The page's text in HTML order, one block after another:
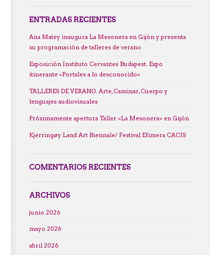
ENTRADAS RECIENTES
Ana Matey inaugura La Mesonera en Gijón y presenta
su programación de talleres de verano
Exposición Instituto Cervantes Budapest. Expo
itinerante «Portales a lo desconocido»
TALLERES DE VERANO. Arte, Caminar, Cuerpo y
lenguajes audiovisuales
Próximamente apertura Taller «La Mesonera» en Gijón
Kjerringøy Land Art Biennale/ Festival Efimera CACIS
COMENTARIOS RECIENTES
ARCHIVOS
junio 2026
mayo 2026
abril 2026